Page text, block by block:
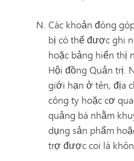
Các khoản đóng
bị có thể được ghi
hoặc bảng hiển thị
Hội đồng Quản trị.
giới hạn ở tên, địa
công ty hoặc cơ
quảng bá nhằm
dụng sản phẩm
trợ được coi là